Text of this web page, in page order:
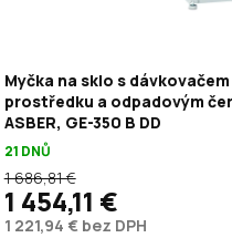
Myčka na sklo s
prostředku a odpadovým
ASBER, GE-350 B DD
21 DNŮ
1 221,94 € bez DPH
1 686,81 €
1 454,11 €